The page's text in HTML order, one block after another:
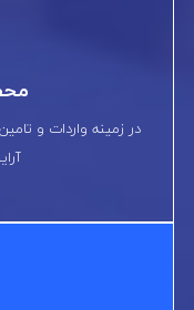
در زمینه واردات و